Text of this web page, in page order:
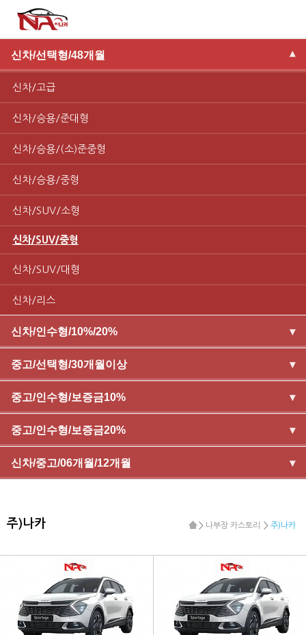
신차/선택형/48개월 ▾
신차/고급
신차/승용/준대형
신차/승용/(소)준중형
신차/승용/중형
신차/SUV/소형
신차/SUV/중형
신차/SUV/대형
신차/리스
신차/인수형/10%/20% ▾
중고/선택형/30개월이상 ▾
중고/인수형/보증금10% ▾
중고/인수형/보증금20% ▾
신차/중고/06개월/12개월 ▾
주)나카 나부장 카스토리 주)나카